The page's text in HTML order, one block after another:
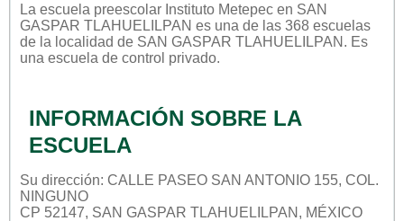
La escuela preescolar Instituto Metepec en SAN
GASPAR TLAHUELILPAN es una de las 368 escuelas
de la localidad de SAN GASPAR TLAHUELILPAN . Es
una escuela de control privado.
INFORMACIÓN SOBRE LA
ESCUELA
Su dirección: CALLE PASEO SAN ANTONIO 155, COL.
NINGUNO
CP 52147, SAN GASPAR TLAHUELILPAN, MÉXICO